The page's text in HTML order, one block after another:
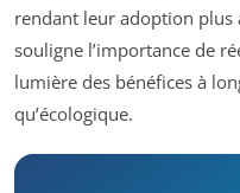
rendant leur adoption plus
souligne l’importance de
lumière des bénéfices à
qu’écologique.